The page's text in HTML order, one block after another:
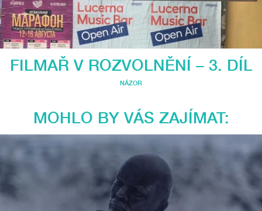
FILMAŘ V ROZVOLNĚNÍ – 3. DÍL
NÁZOR
MOHLO BY VÁS ZAJÍMAT: